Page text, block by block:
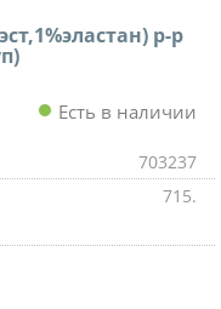
р-р
Есть в наличии
703237
715.